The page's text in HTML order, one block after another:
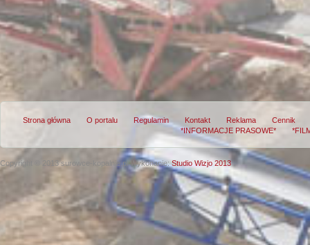
Strona główna O portalu Regulamin Kontakt Reklama
Cennik
*INFORMACJE PRASOWE*
Copyright © 2013 surowce-kopalnie.plWykonanie:Studio Wizjo 2013